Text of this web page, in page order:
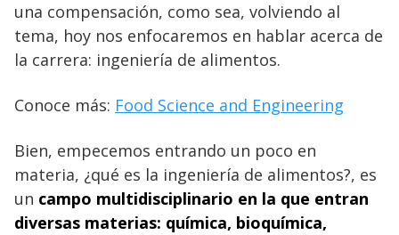
una compensación, como sea, volviendo al
tema, hoy nos enfocaremos en hablar acerca de
la carrera: ingeniería de alimentos.
Conoce más: Food Science and Engineering
Bien, empecemos entrando un poco en
materia, ¿qué es la ingeniería de alimentos?, es
un campo multidisciplinario en la que entran
diversas materias: química, bioquímica,